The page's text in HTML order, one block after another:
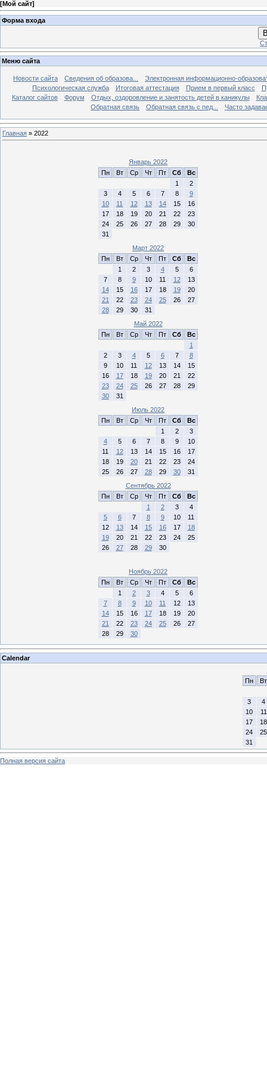
[Мой сайт]
Форма входа
Меню сайта
Новости сайта Сведения об образова...
Электронная информационно-
Психологическая служба
Итоговая аттестация Прием в первый класс
Каталог сайтов
Форум Отдых, оздоровление и занятость детей в каникулы
Обратная связь
Обратная связь с пед... Часто
Главная » 2022
Январь 2022
Пн
Вт Ср Чт Пт Сб
Вс
1
2
3
4 5 6 7 8
9
10
11 12 13 14 15
16
17
18 19 20 21 22
23
24
25 26 27 28 29
30
31
Март 2022
Пн
Вт Ср Чт Пт Сб
Вс
1
2 3 4 5
6
7
8 9 10 11 12
13
14
15 16 17 18 19
20
21
22 23 24 25 26
27
28
29 30
31
Май 2022
Пн
Вт Ср Чт Пт Сб
Вс
1
2
3 4 5 6 7
8
9
10 11 12 13 14
15
16
17 18 19 20 21
22
23
24 25 26 27 28
29
30
31
Июль 2022
Пн
Вт Ср Чт Пт Сб
Вс
1
2
3
4
5 6 7 8 9
10
11
12 13 14 15 16
17
18
19 20 21 22 23
24
25
26 27 28 29 30
31
Сентябрь 2022
Пн
Вт Ср Чт Пт Сб
Вс
1
2 3
4
5
6 7 8 9 10
11
12
13 14 15 16 17
18
19
20 21 22 23 24
25
26
27 28 29 30
Ноябрь 2022
Пн
Вт Ср Чт Пт Сб
Вс
1
2 3 4 5
6
7
8 9 10 11 12
13
14
15 16 17 18 19
20
21
22 23 24 25 26
27
28
29 30
Calendar
Пн
Вт
3
4
10
11
17
18
24
25
31
Полная версия сайта